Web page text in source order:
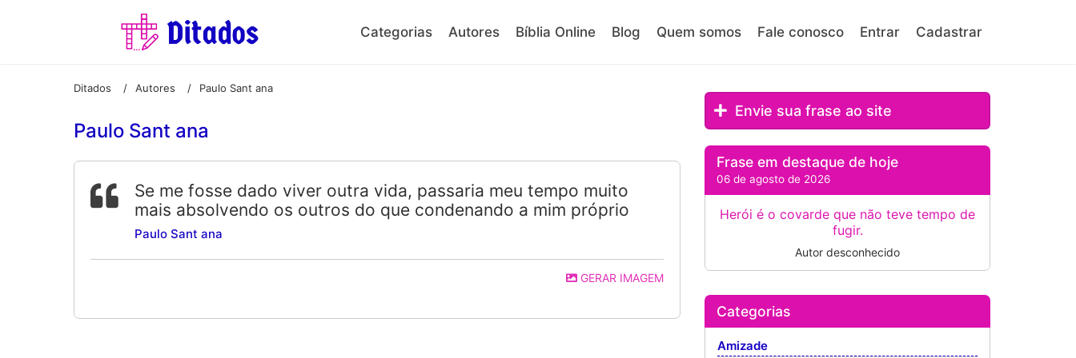
Categorias Autores Bíblia Online Blog Quem somos Fale conosco Entrar Cadastrar
Ditados / Autores / Paulo Sant ana
Paulo Sant ana
Se me fosse dado viver outra vida, passaria meu tempo muito
mais absolvendo os outros do que condenando a mim próprio
Paulo Sant ana
GERAR IMAGEM
Envie sua frase ao site
Frase em destaque de hoje
06 de agosto de 2026
Herói é o covarde que não teve tempo de
fugir.
Autor desconhecido
Categorias
Amizade